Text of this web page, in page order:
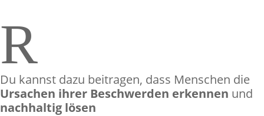
R
Du kannst dazu beitragen, dass Menschen die
Ursachen ihrer Beschwerden erkennen und
nachhaltig lösen